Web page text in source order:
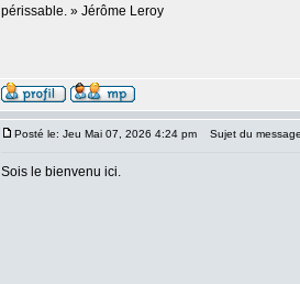
périssable. » Jérôme Leroy
Posté le: Jeu Mai 07, 2026 4:24 pm Sujet du
Sois le bienvenu ici.